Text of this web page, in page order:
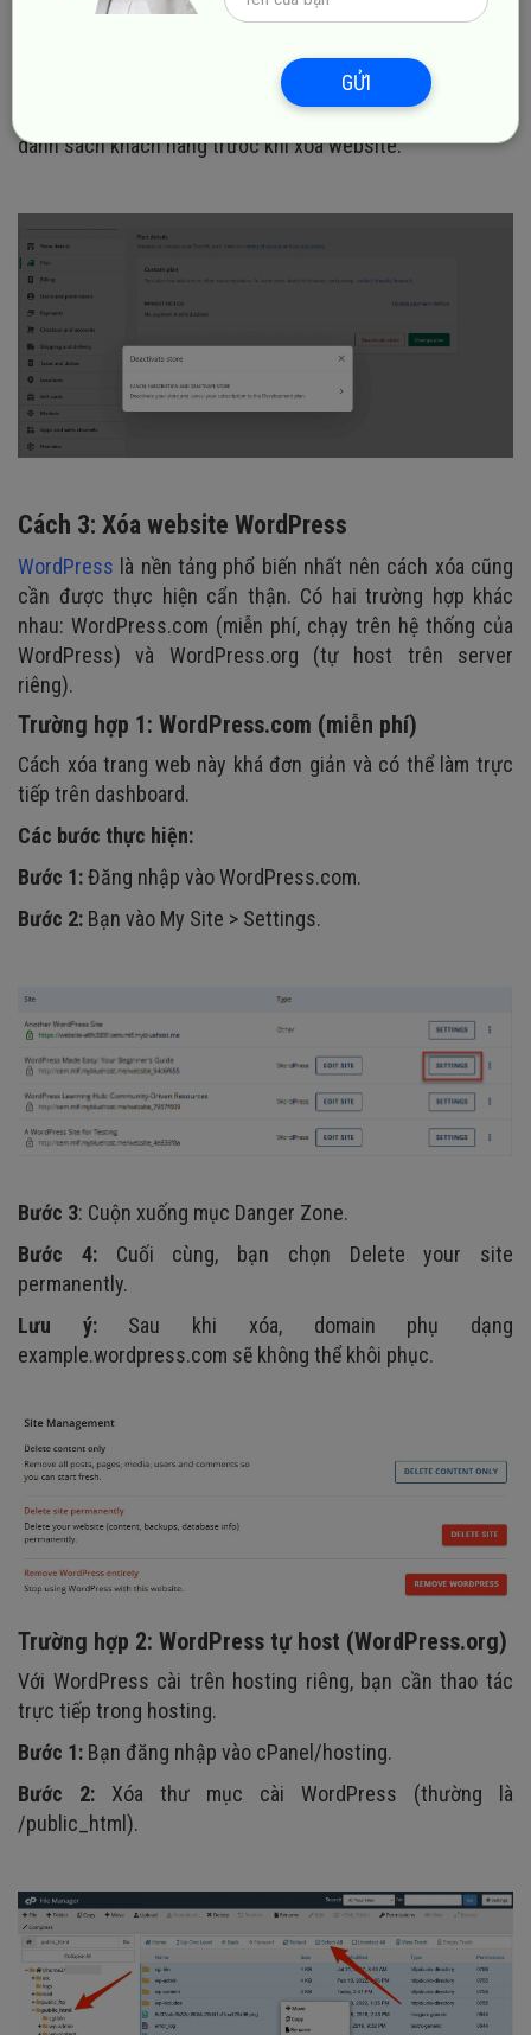
Sau đó, bạn chọn Deactivate Store để ngừng hoạt
Shopify vẫn tính phí nếu bạn không hủy gói dịch vụ.
Hãy đảm bảo rằng bạn đã tải về các báo cáo bán hàng và
danh sách khách hàng trước khi xóa website.
Cách 3: Xóa website WordPress
WordPress là nền tảng phổ biến nhất nên cách xóa cũng
cần được thực hiện cẩn thận. Có hai trường hợp khác
nhau: WordPress.com (miễn phí, chạy trên hệ thống của
WordPress) và WordPress.org (tự host trên server
riêng).
Trường hợp 1: WordPress.com (miễn phí)
Cách xóa trang web này khá đơn giản và có thể làm trực
tiếp trên dashboard.
Các bước thực hiện:
Bước 1:Đăng nhập vào WordPress.com.
Bước 2: Bạn vào My Site > Settings.
Bước 3: Cuộn xuống mục Danger Zone.
Bước 4: Cuối cùng, bạn chọn Delete your site
permanently.
Lưu ý: Sau khi xóa, domain phụ dạng
example.wordpress.com sẽ không thể khôi phục.
Trường hợp 2: WordPress tự host (WordPress.org)
Với WordPress cài trên hosting riêng, bạn cần thao tác
trực tiếp trong hosting.
Bước 1: Bạn đăng nhập vào cPanel/hosting.
Bước 2: Xóa thư mục cài WordPress (thường là
/public_html).
GỬI